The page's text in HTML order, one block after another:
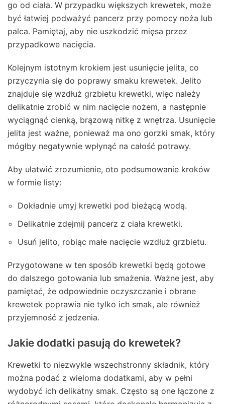
go od ciała. W przypadku większych krewetek, może
być łatwiej podważyć pancerz przy pomocy noża lub
palca. Pamiętaj, aby nie uszkodzić mięsa przez
przypadkowe nacięcia.
Kolejnym istotnym krokiem jest usunięcie jelita, co
przyczynia się do poprawy smaku krewetek. Jelito
znajduje się wzdłuż grzbietu krewetki, więc należy
delikatnie zrobić w nim nacięcie nożem, a następnie
wyciągnąć cienką, brązową nitkę z wnętrza. Usunięcie
jelita jest ważne, ponieważ ma ono gorzki smak, który
mógłby negatywnie wpłynąć na całość potrawy.
Aby ułatwić zrozumienie, oto podsumowanie kroków
w formie listy:
Dokładnie umyj krewetki pod bieżącą wodą.
Delikatnie zdejmij pancerz z ciała krewetki.
Usuń jelito, robiąc małe nacięcie wzdłuż grzbietu.
Przygotowane w ten sposób krewetki będą gotowe
do dalszego gotowania lub smażenia. Ważne jest, aby
pamiętać, że odpowiednie oczyszczanie i obrane
krewetek poprawia nie tylko ich smak, ale również
przyjemność z jedzenia.
Jakie dodatki pasują do krewetek?
Krewetki to niezwykle wszechstronny składnik, który
można podać z wieloma dodatkami, aby w pełni
wydobyć ich delikatny smak. Często są one łączone z